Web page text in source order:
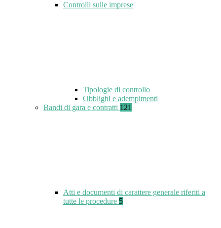
Controlli sulle imprese
Tipologie di controllo
Obblighi e adempimenti
Bandi di gara e contratti 121
Atti e documenti di carattere generale riferiti a
tutte le procedure 5